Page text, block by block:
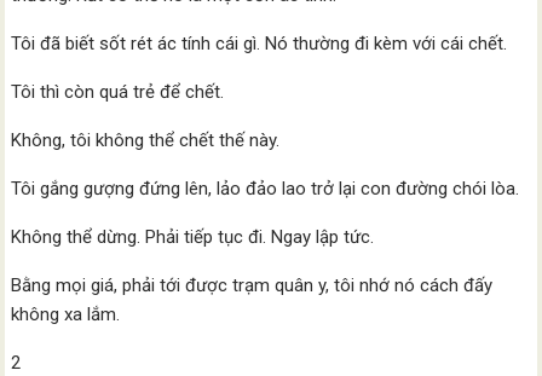
Tôi đã biết sốt rét ác tính cái gì. Nó thường đi kèm với cái chết.
Tôi thì còn quá trẻ để chết.
Không, tôi không thể chết thế này.
Tôi gắng gượng đứng lên, lảo đảo lao trở lại con đường chói lòa.
Không thể dừng. Phải tiếp tục đi. Ngay lập tức.
Bằng mọi giá, phải tới được trạm quân y, tôi nhớ nó cách đấy
không xa lắm.
2